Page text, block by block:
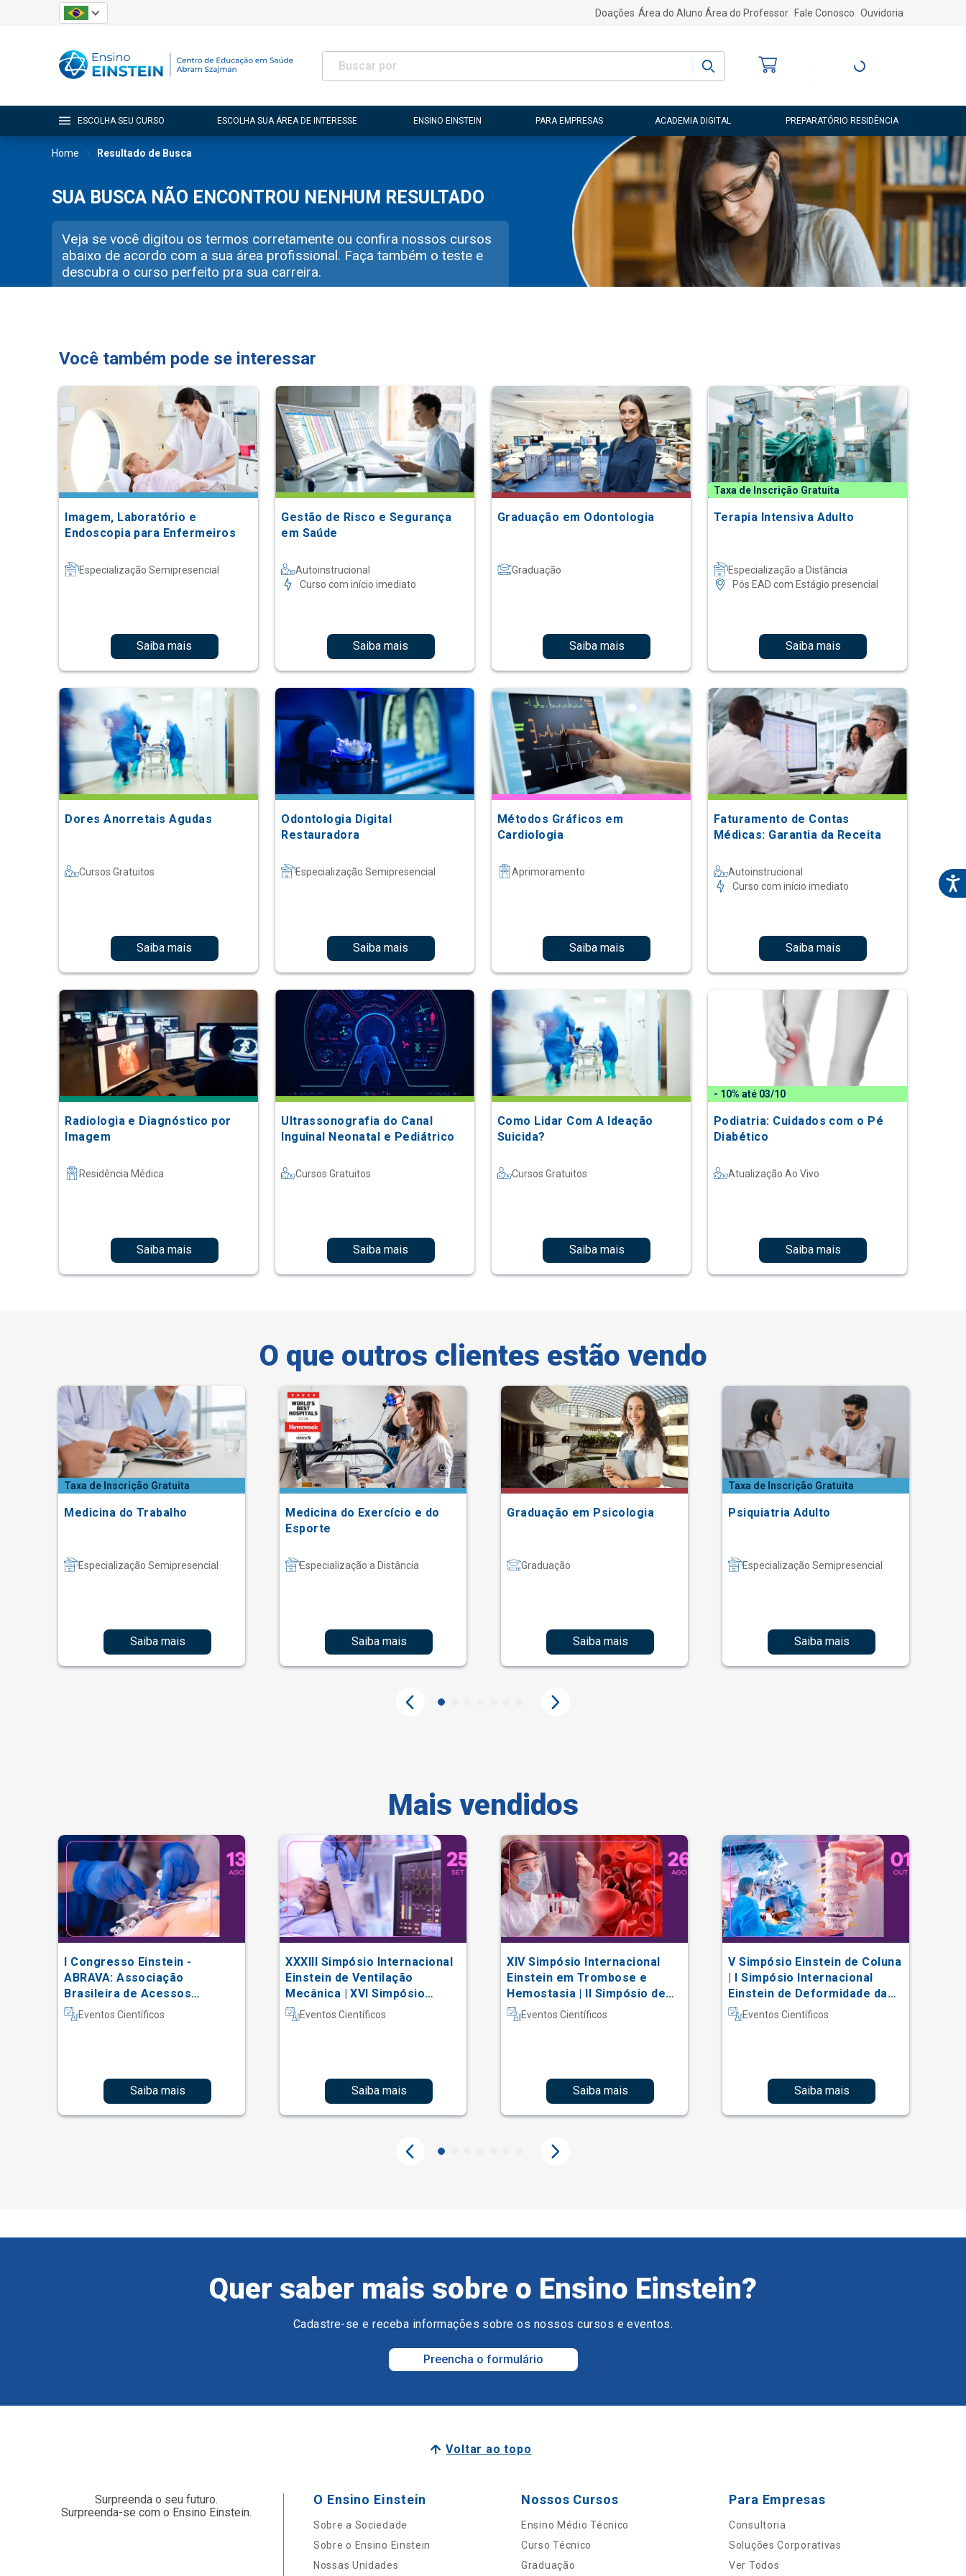
Doações Área do Aluno Área do Professor Fale Conosco Ouvidoria
Entre ou Cadastre-
ESCOLHA SEU CURSO ESCOLHA SUA ÁREA DE INTERESSE ENSINO EINSTEIN PARA EMPRESAS ACADEMIA DIGITAL PREPARATÓRIO RESIDÊNCIA
Home Resultado de Busca
SUA BUSCA NÃO ENCONTROU NENHUM RESULTADO
Veja se você digitou os termos corretamente ou confira nossos cursos
abaixo de acordo com a sua área profissional. Faça também o teste e
descubra o curso perfeito pra sua carreira.
Você também pode se interessar
Imagem, Laboratório e
Endoscopia para Enfermeiros
Especialização Semipresencial
Saiba mais
Gestão de Risco e Segurança
em Saúde
Autoinstrucional
Curso com início imediato
Saiba mais
Graduação em Odontologia
Graduação
Saiba mais
Taxa de Inscrição Gratuita
Terapia Intensiva Adulto
Especialização a Distância
Pós EAD com Estágio presencial
Saiba mais
Dores Anorretais Agudas
Cursos Gratuitos
Saiba mais
Odontologia Digital
Restauradora
Especialização Semipresencial
Saiba mais
Métodos Gráficos em
Cardiologia
Aprimoramento
Saiba mais
Faturamento de Contas
Médicas: Garantia da Receita
Autoinstrucional
Curso com início imediato
Saiba mais
Radiologia e Diagnóstico por
Imagem
Residência Médica
Saiba mais
Ultrassonografia do Canal
Inguinal Neonatal e Pediátrico
Cursos Gratuitos
Saiba mais
Como Lidar Com A Ideação
Suicida?
Cursos Gratuitos
Saiba mais
- 10% até 03/10
Podiatria: Cuidados com o Pé
Diabético
Atualização Ao Vivo
Saiba mais
O que outros clientes estão vendo
Taxa de Inscrição Gratuita
Medicina do Trabalho
Especialização Semipresencial
Saiba mais
Medicina do Exercício e do
Esporte
Especialização a Distância
Saiba mais
Graduação em Psicologia
Graduação
Saiba mais
Taxa de Inscrição Gratuita
Psiquiatria Adulto
Especialização Semipresencial
Saiba mais
Mais vendidos
I Congresso Einstein -
ABRAVA: Associação
Brasileira de Acessos
Vasculares
Eventos Científicos
Saiba mais
XXXIII Simpósio Internacional
Einstein de Ventilação
Mecânica | XVI Simpósio
Internacional Einstein de
Fisioterapia em Terapia
Eventos Científicos
Saiba mais
XIV Simpósio Internacional
Einstein em Trombose e
Hemostasia | II Simpósio de
Hematologia Laboratorial
Eventos Científicos
Saiba mais
V Simpósio Einstein de Coluna
| I Simpósio Internacional
Einstein de Deformidade da
Coluna e Técnicas Complexas
Eventos Científicos
Saiba mais
Quer saber mais sobre o Ensino Einstein?
Cadastre-se e receba informações sobre os nossos cursos e eventos.
Preencha o formulário
Voltar ao topo
Surpreenda o seu futuro.
Surpreenda-se com o Ensino Einstein.
O Ensino Einstein
Sobre a Sociedade
Sobre o Ensino Einstein
Nossas Unidades
Nossos Cursos
Ensino Médio Técnico
Curso Técnico
Graduação
Para Empresas
Consultoria
Soluções Corporativas
Ver Todos